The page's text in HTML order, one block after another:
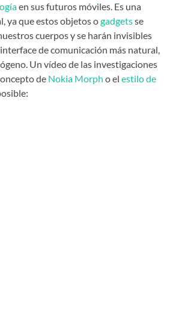
en sus futuros móviles. Es una
ya que estos objetos ogadgetsse
cuerpos y se harán invisibles
de comunicación más natural,
Un vídeo de las investigaciones
de Nokia Morph o elestilo de